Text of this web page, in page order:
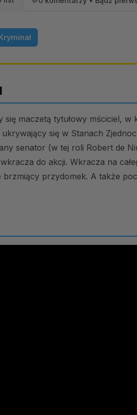
się maczetą tytułowy mściciel,
się w Stanach
senator (w tej roli Robert de
do akcji. Wkracza na
przydomek. A także